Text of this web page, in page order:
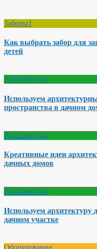
Заборы1
Как выбрать забор для
детей
Архитектура
Используем
пространства в дачном
Архитектура
Креативные идеи
дачных домов
Архитектура
Используем архитектуру
дачном участке
Оборудование